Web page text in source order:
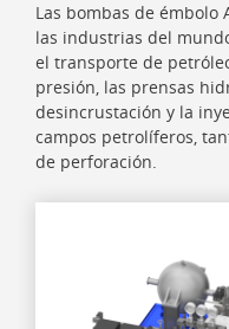
Las bombas de émbolo
las industrias del
el transporte de
presión, las prensas
desincrustación y la
campos petrolíferos,
de perforación.